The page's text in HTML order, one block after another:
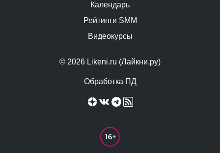
© 2026 Likeni.ru (Лайкни.ру)
Обработка ПД
Календарь
Рейтинги SMM
Видеокурсы